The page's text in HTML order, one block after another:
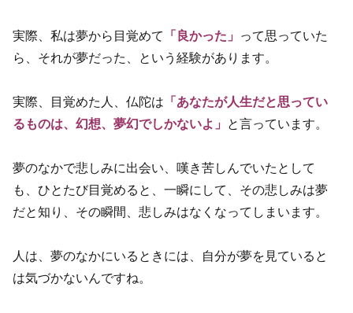
実際、私は夢から目覚めて 「良かった」 って思っていた
ら、それが夢だった、という経験があります。
実際、目覚めた人、仏陀は 「あなたが人生だと思ってい
るものは、幻想、夢幻でしかないよ」 と言っています。
夢のなかで悲しみに出会い、嘆き苦しんでいたとして
も、ひとたび目覚めると、一瞬にして、その悲しみは夢
だと知り、その瞬間、悲しみはなくなってしまいます。
人は、夢のなかにいるときには、自分が夢を見ていると
は気づかないんですね。